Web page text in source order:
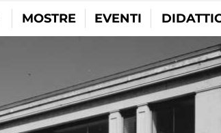
MOSTRE EVENTI